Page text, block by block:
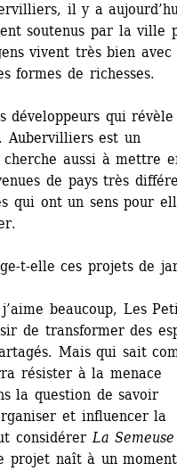
il y a
soutenus par la ville
vivent très bien avec
formes de richesses.
développeurs qui
Aubervilliers est un
cherche aussi à mettre
de pays très
qui ont un sens pour
t-elle ces projets de
beaucoup, Les
de transformer des
Mais qui sait
résister à la menace
la question de savoir
et influencer la
considérer La Semeuse
projet naît à un